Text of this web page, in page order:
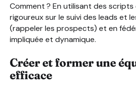
Comment ? En utilisant des
rigoureux sur le suivi des leads et
(rappeler les prospects) et en
impliquée et dynamique.
Créer et former une
efficace